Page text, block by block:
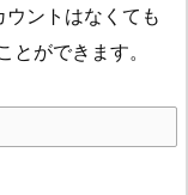
ントはなくても
とができます。